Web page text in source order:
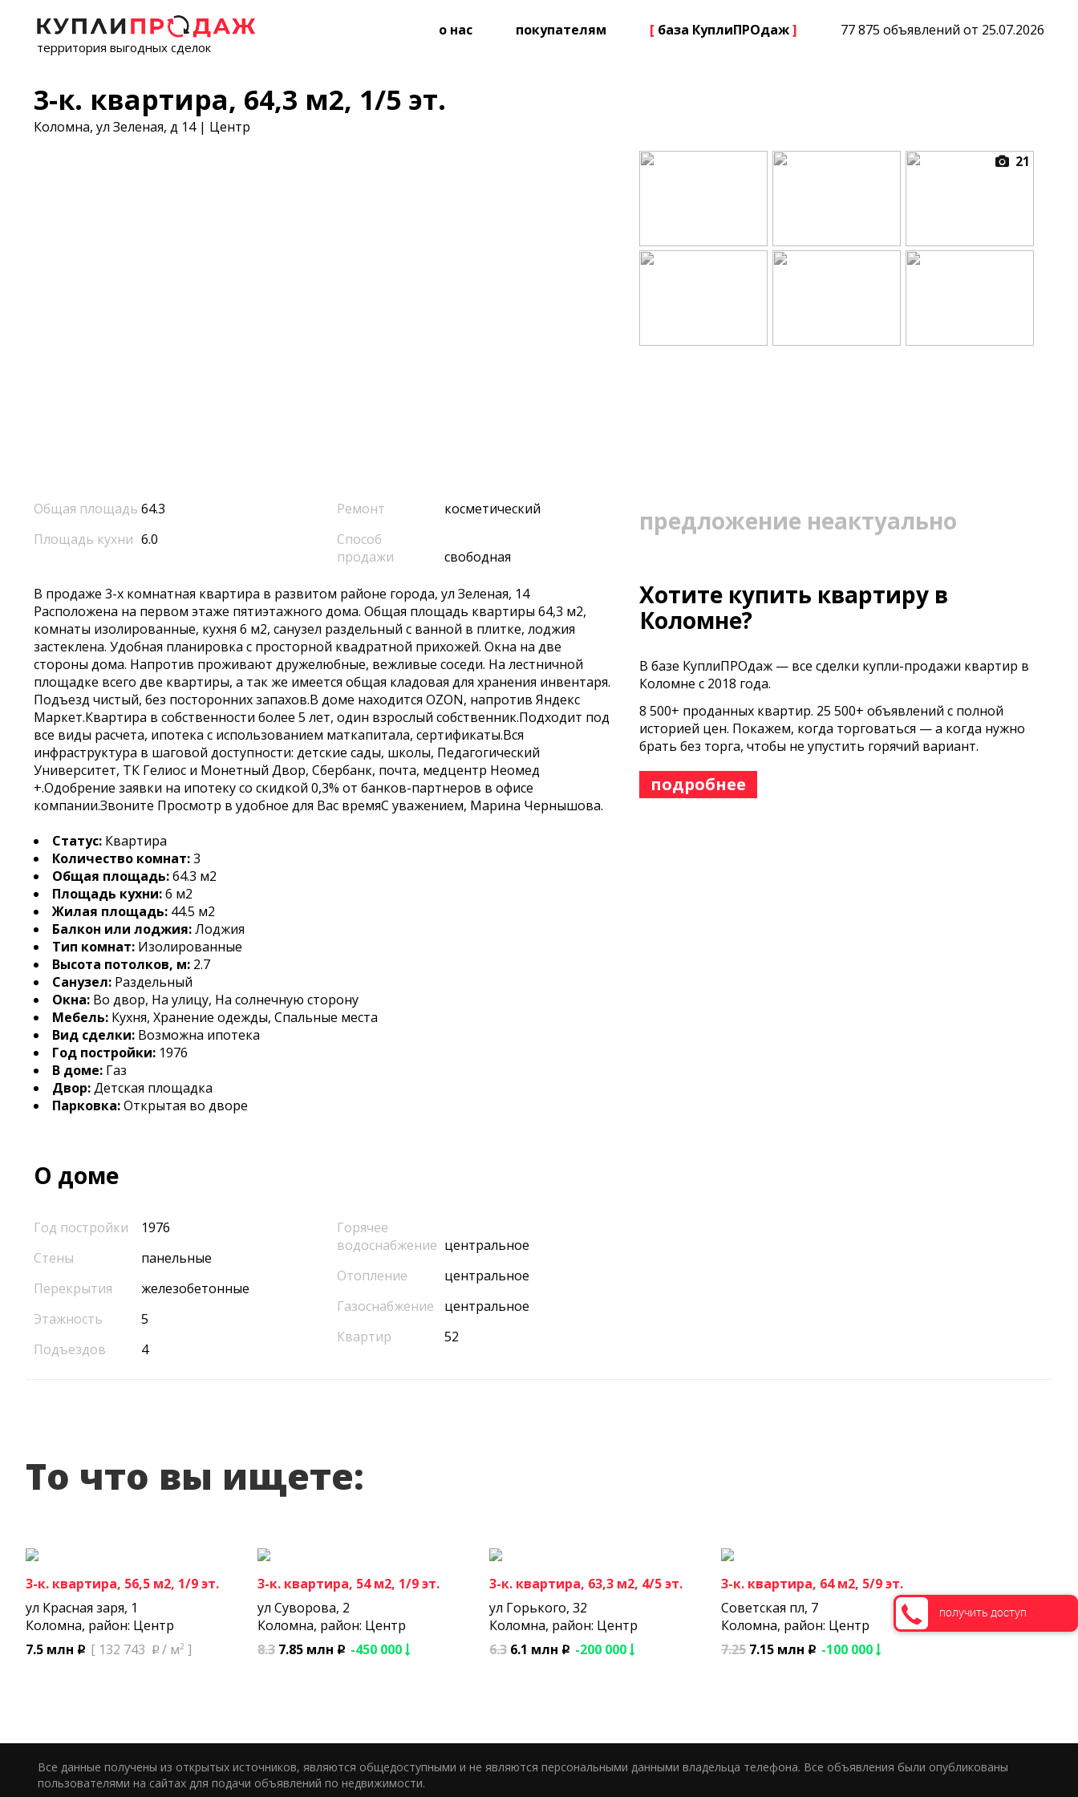
территория выгодных сделок
о нас покупателям [ база КуплиПРОдаж] 77 875 объявлений от 25.07.2026
3-к. квартира, 64,3 м2, 1/5 эт.
Коломна, ул Зеленая, д 14 | Центр
21
предложение неактуально
Хотите купить квартиру в
Коломне?
В базе КуплиПРОдаж — все сделки купли-продажи квартир в
Коломне с 2018 года.
8 500+ проданных квартир. 25 500+ объявлений с полной
историей цен. Покажем, когда торговаться — а когда нужно
брать без торга, чтобы не упустить горячий вариант.
подробнее
Общая площадь 64.3
Площадь кухни 6.0
Ремонт
косметический
Способ
продажи
свободная
В продаже 3-х комнатная квартира в развитом районе города, ул Зеленая, 14
Расположена на первом этаже пятиэтажного дома. Общая площадь квартиры 64,3 м2,
комнаты изолированные, кухня 6 м2, санузел раздельный c ванной в плитке, лоджия
застеклена. Удобная планировка с просторной квадратной прихожей. Окна на две
стороны дома. Напротив проживают дружелюбные, вежливые соседи. На лестничной
площадке всего две квартиры, а так же имеется общая кладовая для хранения инвентаря.
Подъезд чистый, без посторонних запахов.В доме находится ОZON, напротив Яндекс
Маркет.Квартира в собственности более 5 лет, один взрослый собственник.Подходит под
все виды расчета, ипотека с использованием маткапитала, сертификаты.Вся
инфраструктура в шаговой доступности: детские сады, школы, Педагогический
Университет, ТК Гелиос и Монетный Двор, Сбербанк, почта, медцентр Неомед
+.Одобрение заявки на ипотеку cо скидкой 0,3% от банков-партнеров в офисе
компании.Звоните Просмотр в удобное для Вас времяС уважением, Марина Чернышова.
Статус: Квартира
Количество комнат:3
Общая площадь:64.3 м2
Площадь кухни:6 м2
Жилая площадь: 44.5 м2
Балкон или лоджия:Лоджия
Тип комнат: Изолированные
Высота потолков, м: 2.7
Санузел: Раздельный
Окна: Во двор, На улицу, На солнечную сторону
Мебель: Кухня, Хранение одежды, Спальные места
Вид сделки: Возможна ипотека
Год постройки: 1976
В доме: Газ
Двор:Детская площадка
Парковка:Открытая во дворе
О доме
Год постройки
1976
Стены
панельные
Перекрытия
железобетонные
Этажность
5
Подъездов
4
Горячее
водоснабжение центральное
Отопление
центральное
Газоснабжение
центральное
Квартир
52
То что вы ищете:
3-к. квартира, 56,5 м2, 1/9 эт.
ул Красная заря, 1
Коломна, район: Центр
7.5 млн p [ 132 743 p / м2 ]
3-к. квартира, 54 м2, 1/9 эт.
ул Суворова, 2
Коломна, район: Центр
8.3 7.85 млн p -450 000
3-к. квартира, 63,3 м2, 4/5 эт.
ул Горького, 32
Коломна, район: Центр
6.3 6.1 млн p -200 000
3-к. квартира, 64 м2, 5/9 эт.
Советская пл, 7
Коломна, район: Центр
7.25 7.15 млн p -100 000
Все данные получены из открытых источников, являются общедоступными и не являются персональными данными владельца телефона. Все объявления были опубликованы
пользователями на сайтах для подачи объявлений по недвижимости.
получить доступ